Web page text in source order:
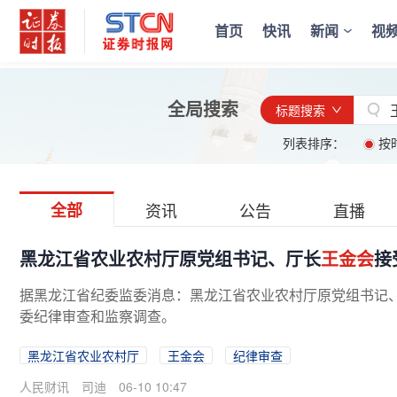
首页 快讯 新闻 视
全局搜索
标题搜索
列表排序：
按
全部 资讯 公告 直播
黑龙江省农业农村厅原党组书记、厅长王金会接
据黑龙江省纪委监委消息：黑龙江省农业农村厅原党组书记
委纪律审查和监察调查。
黑龙江省农业农村厅 王金会
纪律审查
人民财讯
司迪 06-10 10:47